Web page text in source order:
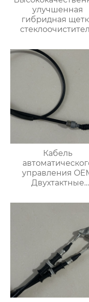
улучшенная
гибридная
лобового стекла
Кабель
управления
Двухтактные
609 721 E для